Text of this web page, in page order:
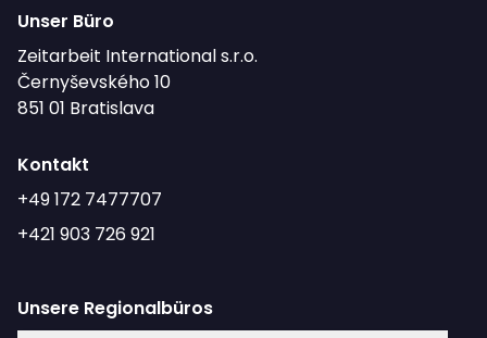
Unser Büro
Zeitarbeit International s.r.o.
Černyševského 10
851 01 Bratislava
Kontakt
+49 172 7477707
+421 903 726 921
Unsere Regionalbüros